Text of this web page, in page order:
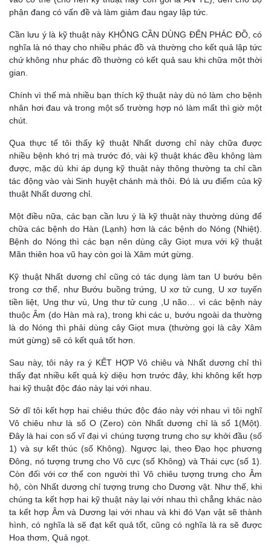
phận đang có vấn đề và làm giảm đau ngay lập tức.
Cần lưu ý là kỹ thuật này KHÔNG CẦN DÙNG ĐẾN PHÁC ĐỒ, có
nghĩa là nó thay cho nhiều phác đồ và thường cho kết quả lập tức
chứ không như phác đồ thường có kết quả sau khi chữa một thời
gian.
Chính vì thế mà nhiều bạn thích kỹ thuật này dù nó làm cho bệnh
nhân hơi đau và trong một số trường hợp nó làm mất thì giờ một
chút.
Qua thực tế tôi thấy kỹ thuật Nhất dương chỉ này chữa được
nhiều bệnh khó trị mà trước đó, vài kỹ thuật khác đều không làm
được, mặc dù khi áp dụng kỹ thuật này thông thường ta chỉ cần
tác động vào vài Sinh huyệt chánh mà thôi. Đó là ưu điểm của kỹ
thuật Nhất dương chỉ.
Một điều nữa, các bạn cần lưu ý là kỹ thuật này thường dùng để
chữa các bệnh do Hàn (Lạnh) hơn là các bệnh do Nóng (Nhiệt).
Bệnh do Nóng thì các bạn nên dùng cây Giọt mưa với kỹ thuật
Mãn thiên hoa vũ hay còn goi là Xâm mứt gừng.
Kỹ thuật Nhất dương chỉ cũng có tác dụng làm tan U bướu bên
trong cơ thể, như Bướu buồng trứng, U xơ tử cung, U xơ tuyến
tiền liệt, Ung thư vú, Ung thư tử cung ,U não… vì các bệnh này
thuộc Âm (do Hàn mà ra), trong khi các u, bướu ngoài da thường
là do Nóng thì phải dùng cây Giọt mưa (thường gọi là cây Xâm
mứt gừng) sẽ có kết quả tốt hơn.
Sau này, tôi nảy ra ý KẾT HỢP Vô chiêu và Nhất dương chỉ thì
thấy đạt nhiều kết quả kỳ diệu hơn trước đây, khi không kết hợp
hai kỹ thuật độc đáo này lại với nhau.
Sở dĩ tôi kết hợp hai chiêu thức độc đáo này với nhau vì tôi nghĩ
Vô chiêu như là số O (Zero) còn Nhất dương chỉ là số 1(Một).
Đây là hai con số vĩ đại vì chúng tượng trưng cho sự khởi đầu (số
1) và sự kết thúc (số Không). Ngược lại, theo Đạo học phương
Đông, nó tượng trưng cho Vô cực (số Không) và Thái cực (số 1).
Còn đối với cơ thể con người thì Vô chiêu tượng trưng cho Âm
hộ, còn Nhất dương chỉ tượng trưng cho Dương vật. Như thế, khi
chúng ta kết hợp hai kỹ thuật này lại với nhau thì chẳng khác nào
ta kết hợp Âm và Dương lại với nhau và khi đó Vạn vật sẽ thành
hình, có nghĩa là sẽ đạt kết quả tốt, cũng có nghĩa là ra sẽ được
Hoa thơm, Quả ngọt.